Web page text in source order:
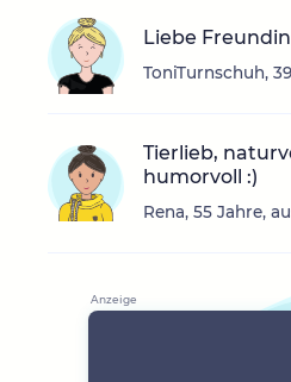
Liebe
ToniTurnschuh,
Tierlieb,
humorvoll :)
Rena, 55 Jahre,